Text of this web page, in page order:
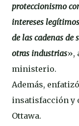
proteccionismo
intereses
de las cadenas
otras industrias»,
ministerio.
Además,
insatisfacción y
Ottawa.